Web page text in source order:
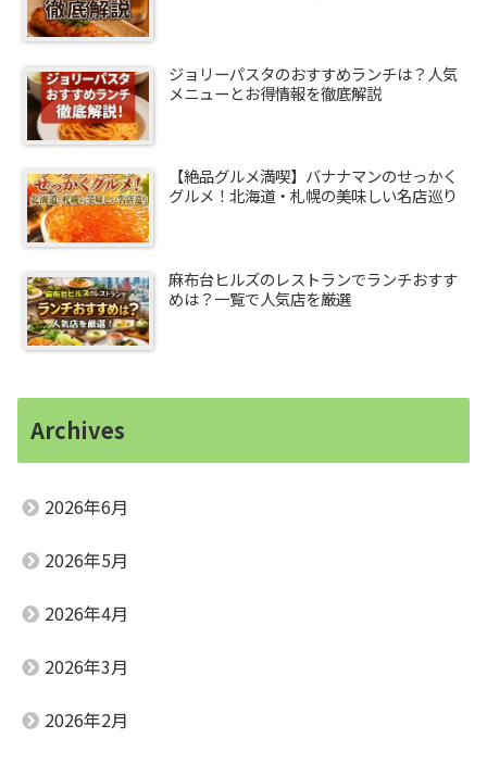
ジョリーパスタのおすすめランチは？人気
メニューとお得情報を徹底解説
【絶品グルメ満喫】バナナマンのせっかく
グルメ！北海道・札幌の美味しい名店巡り
麻布台ヒルズのレストランでランチおすす
めは？一覧で人気店を厳選
Archives
2026年6月
2026年5月
2026年4月
2026年3月
2026年2月